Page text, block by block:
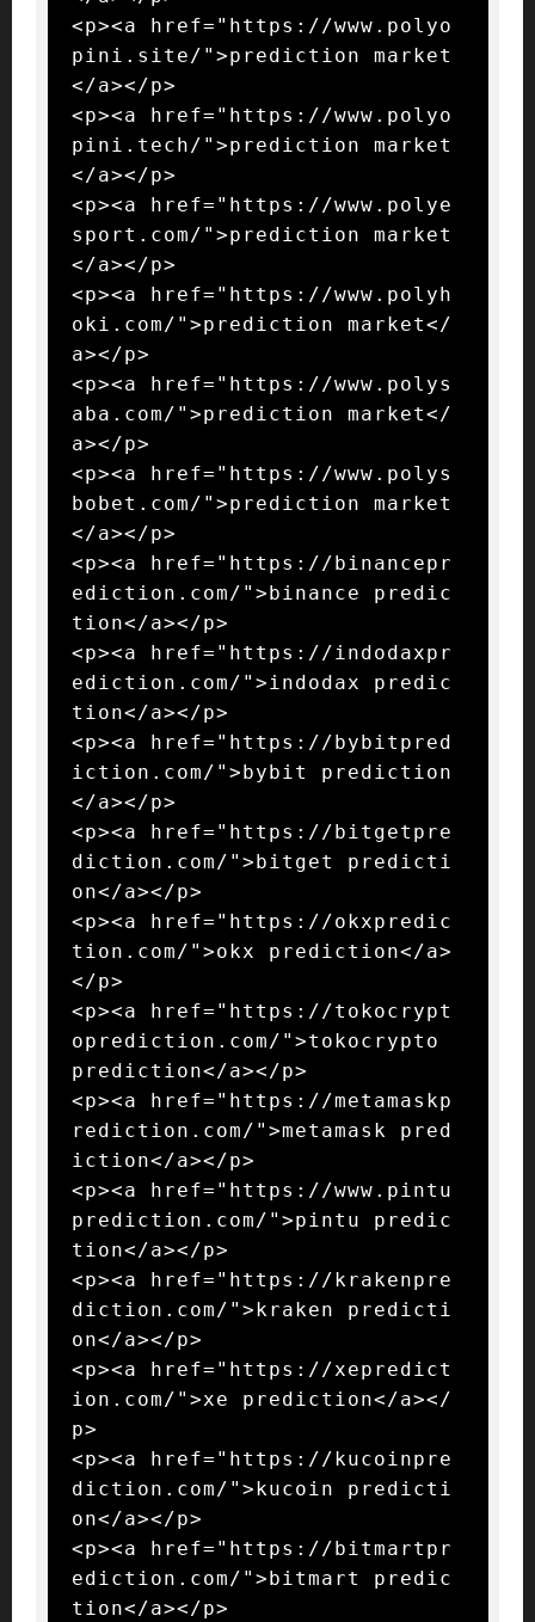
<p><a href="https://www.polyo
pini.site/">prediction market
</a></p>
<p><a href="https://www.polyo
pini.tech/">prediction market
</a></p>
<p><a href="https://www.polye
sport.com/">prediction market
</a></p>
<p><a href="https://www.polyh
oki.com/">prediction market</
a></p>
<p><a href="https://www.polys
aba.com/">prediction market</
a></p>
<p><a href="https://www.polys
bobet.com/">prediction market
</a></p>
<p><a href="https://binancepr
ediction.com/">binance predic
tion</a></p>
<p><a href="https://indodaxpr
ediction.com/">indodax predic
tion</a></p>
<p><a href="https://bybitpred
iction.com/">bybit prediction
</a></p>
<p><a href="https://bitgetpre
diction.com/">bitget predicti
on</a></p>
<p><a href="https://okxpredic
tion.com/">okx prediction</a>
</p>
<p><a href="https://tokocrypt
oprediction.com/">tokocrypto
prediction</a></p>
<p><a href="https://metamaskp
rediction.com/">metamask pred
iction</a></p>
<p><a href="https://www.pintu
prediction.com/">pintu predic
tion</a></p>
<p><a href="https://krakenpre
diction.com/">kraken predicti
on</a></p>
<p><a href="https://xepredict
ion.com/">xe prediction</a></
p>
<p><a href="https://kucoinpre
diction.com/">kucoin predicti
on</a></p>
<p><a href="https://bitmartpr
ediction.com/">bitmart predic
tion</a></p>